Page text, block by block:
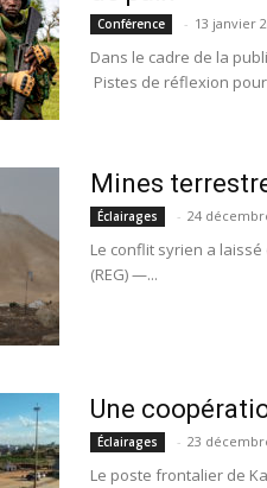
Conférence - 13 janvier
Dans le cadre de la
Pistes de réflexion
Mines
Éclairages - 24
Le conflit syrien a
(REG) —...
Une
Éclairages - 23
Le poste frontalier de